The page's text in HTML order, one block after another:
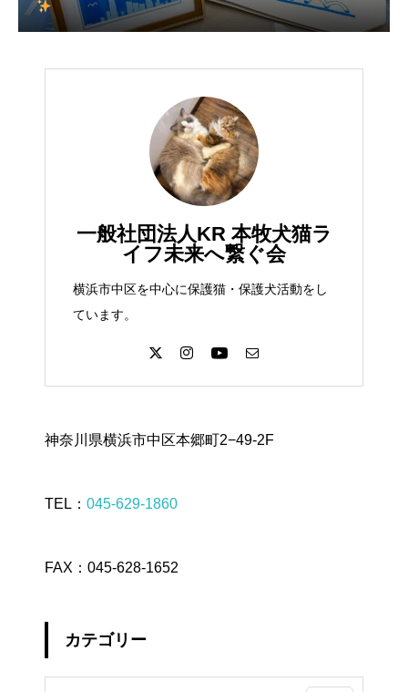
一般社団法人KR 本牧犬猫ラ
イフ未来へ繋ぐ会
横浜市中区を中心に保護猫・保護犬活動をし
ています。
神奈川県横浜市中区本郷町2−49-2F
TEL： 045-629-1860
FAX：045-628-1652
カテゴリー